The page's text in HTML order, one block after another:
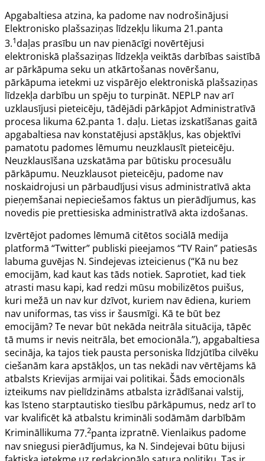
Apgabaltiesa atzina, ka padome nav nodrošinājusi
Elektronisko plašsaziņas līdzekļu likuma 21.panta
3.1daļas prasību un nav pienācīgi novērtējusi
elektroniskā plašsaziņas līdzekļa veiktās darbības saistībā
ar pārkāpuma seku un atkārtošanas novēršanu,
pārkāpuma ietekmi uz vispārējo elektroniskā plašsaziņas
līdzekļa darbību un spēju to turpināt. NEPLP nav arī
uzklausījusi pieteicēju, tādējādi pārkāpjot Administratīvā
procesa likuma 62.panta 1. daļu. Lietas izskatīšanas gaitā
apgabaltiesa nav konstatējusi apstākļus, kas objektīvi
pamatotu padomes lēmumu neuzklausīt pieteicēju.
Neuzklausīšana uzskatāma par būtisku procesuālu
pārkāpumu. Neuzklausot pieteicēju, padome nav
noskaidrojusi un pārbaudījusi visus administratīvā akta
pieņemšanai nepieciešamos faktus un pierādījumus, kas
novedis pie prettiesiska administratīvā akta izdošanas.
Izvērtējot padomes lēmumā citētos sociālā medija
platformā “Twitter” publiski pieejamos “TV Rain” patiesās
labuma guvējas N. Sindejevas izteicienus (“Kā nu bez
emocijām, kad kaut kas tāds notiek. Saprotiet, kad tiek
atrasti masu kapi, kad redzi mūsu mobilizētos puišus,
kuri mežā un nav kur dzīvot, kuriem nav ēdiena, kuriem
nav uniformas, tas viss ir šausmīgi. Kā te būt bez
emocijām? Te nevar būt nekāda neitrāla situācija, tāpēc
tā mums ir nevis neitrāla, bet emocionāla.”), apgabaltiesa
secināja, ka tajos tiek pausta personiska līdzjūtība cilvēku
ciešanām kara apstākļos, un tas nekādi nav vērtējams kā
atbalsts Krievijas armijai vai politikai. Šāds emocionāls
izteikums nav pielīdzināms atbalsta izrādīšanai valstij,
kas īsteno starptautisko tiesību pārkāpumus, nedz arī to
var kvalificēt kā atbalstu krimināli sodāmām darbībām
Krimināllikuma 77.2panta izpratnē. Vienlaikus padome
nav sniegusi pierādījumus, ka N. Sindejevai būtu bijusi